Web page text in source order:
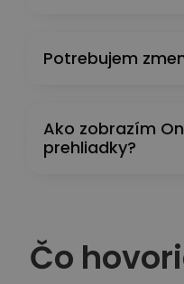
Potrebujem
Ako zobrazím
prehliadky?
Čo